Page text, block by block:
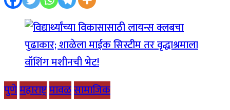
पुणेमहाराष्ट्रमावळसामाजिक